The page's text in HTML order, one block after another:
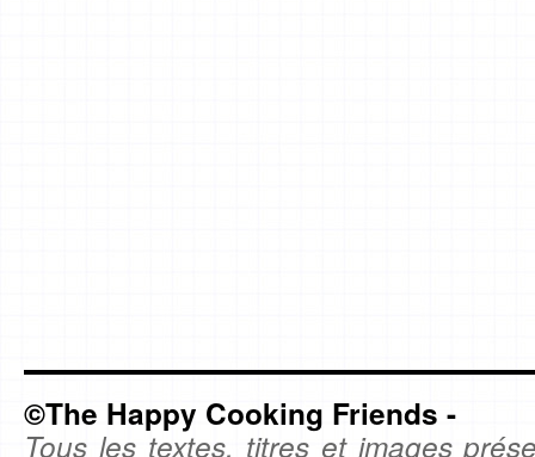
©The Happy Cooking Friends -
Tous les textes, titres et images